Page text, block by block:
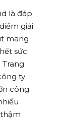
là đáp
giải
mang
sức
ty
công